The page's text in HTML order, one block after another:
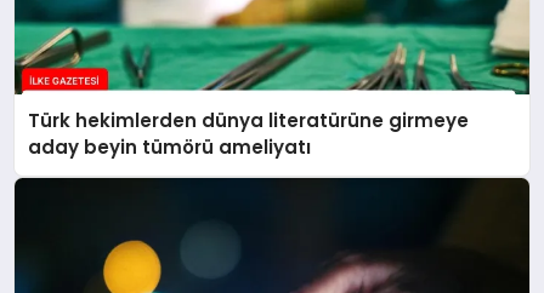
Türk hekimlerden dünya literatürüne girmeye
aday beyin tümörü ameliyatı